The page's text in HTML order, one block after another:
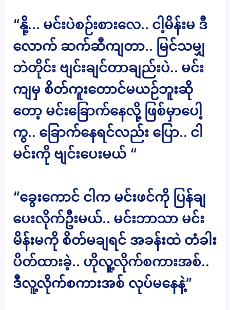
“နို့… မင်းပဲစဉ်းစားလေ.. ငါ့မိန်းမ ဒီ
လောက် ဆက်ဆီကျတာ.. မြင်သမျှ
ဘဲတိုင်း ဗျင်းချင်တာချည်းပဲ.. မင်း
ကျမှ စိတ်ကူးတောင်မယဉ်ဘူးဆို
တော့ မင်းခြောက်နေလို့ ဖြစ်မှာပေါ့
ကွ.. ခြောက်နေရင်လည်း ပြော.. ငါ
မင်းကို ဗျင်းပေးမယ် “
“ခွေးကောင် ငါက မင်းဖင်ကို ပြန်ချ
ပေးလိုက်ဦးမယ်.. မင်းဘာသာ မင်း
မိန်းမကို စိတ်မချရင် အခန်းထဲ တံခါး
ပိတ်ထားခဲ့.. ဟိုလူ့လိုက်စကားအစ်..
ဒီလူ့လိုက်စကားအစ် လုပ်မနေနဲ့”